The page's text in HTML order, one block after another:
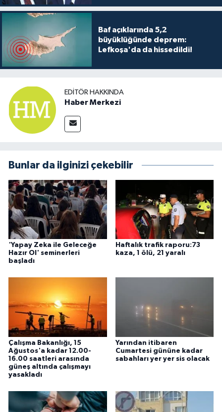
Baf açıklarında 5,2
büyüklüğünde deprem:
Lefkoşa'da da hissedildi!
EDITÖR HAKKINDA
Haber Merkezi
Bunlar da ilginizi çekebilir
'Yapay Zeka ile Geleceğe
Hazır Ol' seminerleri
başladı
Haftalık trafik raporu:73
kaza, 1 ölü, 21 yaralı
Çalışma Bakanlığı, 15
Ağustos'a kadar 12.00-
16.00 saatleri arasında
güneş altında çalışmayı
yasakladı
Yarından itibaren
Cumartesi gününe kadar
sabahları yer yer sis olacak